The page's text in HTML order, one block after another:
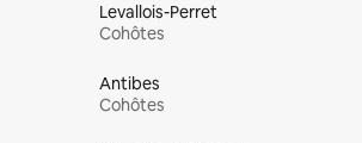
Levallois-Perret
Cohôtes
Antibes
Cohôtes